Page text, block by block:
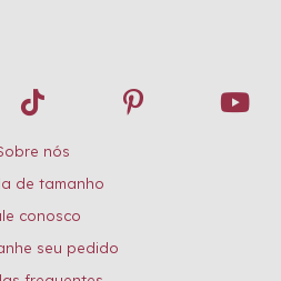
nós
de tamanho
conosco
seu pedido